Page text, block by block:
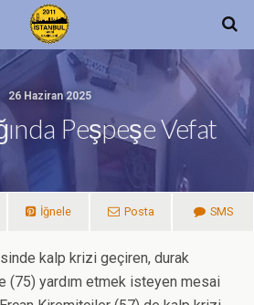
26 Haziran 2025
Peşpeşe Vefat
İğnele Posta SMS
kalp krizi geçiren, durak
(75) yardım etmek isteyen mesai